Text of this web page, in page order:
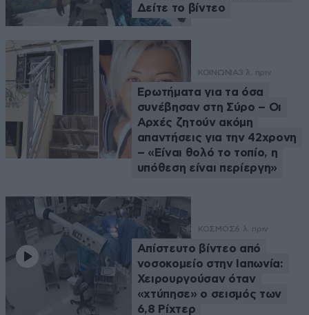
Δείτε το βίντεο
ΚΟΙΝΩΝΙΑ3 λ. πριν
Ερωτήματα για τα όσα
συνέβησαν στη Σύρο – Οι
Αρχές ζητούν ακόμη
απαντήσεις για την 42χρονη
– «Είναι θολό το τοπίο, η
υπόθεση είναι περίεργη»
ΚΟΣΜΟΣ6 λ. πριν
Απίστευτο βίντεο από
νοσοκομείο στην Ιαπωνία:
Χειρουργούσαν όταν
«χτύπησε» ο σεισμός των
6,8 Ρίχτερ